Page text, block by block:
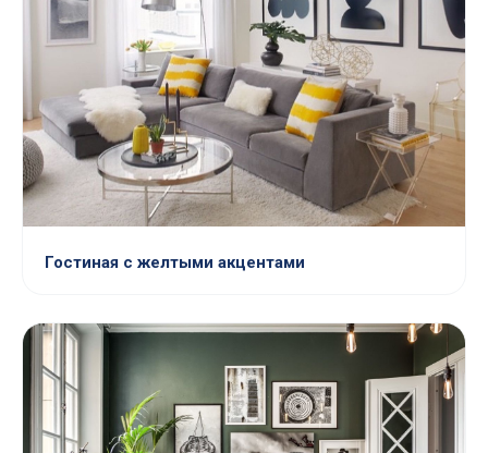
Гостиная с желтыми акцентами